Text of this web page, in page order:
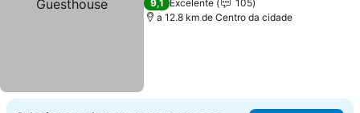
9,1 Excelente
105
a 12.8 km de Centro da cidade